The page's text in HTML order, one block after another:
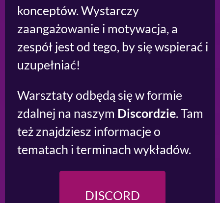
konceptów. Wystarczy
zaangażowanie i motywacja, a
zespół jest od tego, by się wspierać i
uzupełniać!
Warsztaty odbędą się w formie
zdalnej na naszym Discordzie. Tam
też znajdziesz informacje o
tematach i terminach wykładów.
DISCORD